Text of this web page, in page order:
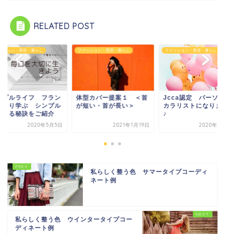
RELATED POST
ション・美容・暮らし
プルライフ フラン
より学ぶ シンプル
きる秘訣をご紹介
2020年5月5日
ファッション・美容・暮らし
体型カバー提案１ ＜首
が短い・首が長い＞
2021年1月19日
ファッション・美容・暮らし
Jcca認定 パーソナ
カラリストになりま
♪
2020年11
私らしく整う色 サマータイプコーディ
ネート例
私らしく整う色 ウインタータイプコー
ディネート例